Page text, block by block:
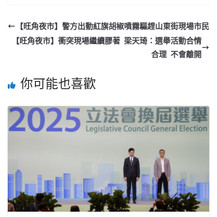
【旺角夜市】警方出動紅旗胡椒噴霧驅趕山東街現場市民
【旺角夜市】衝突現場繼續膠著 梁天琦：選舉活動合情
合理 不會離開
你可能也喜歡